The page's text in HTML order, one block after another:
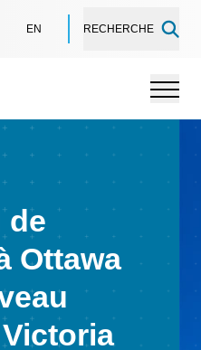
EN RECHERCHE
d'Ottawa
Menu
de
Ottawa